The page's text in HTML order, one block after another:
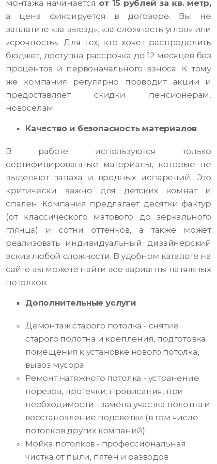
монтажа начинается от 15 рублей за кв. метр,
а цена фиксируется в договоре. Вы не
заплатите «за выезд», «за сложность углов» или
«срочность». Для тех, кто хочет распределить
бюджет, доступна рассрочка до 12 месяцев без
процентов и первоначального взноса. К тому
же компания регулярно проводит акции и
предоставляет скидки пенсионерам,
новоселам.
Качество и безопасность материалов
В работе используются только
сертифицированные материалы, которые не
выделяют запаха и вредных испарений. Это
критически важно для детских комнат и
спален. Компания предлагает десятки фактур
(от классического матового до зеркального
глянца) и сотни оттенков, а также может
реализовать индивидуальный дизайнерский
эскиз любой сложности. В удобном каталоге на
сайте вы можете найти все варианты натяжных
потолков.
Дополнительные услуги
Демонтаж старого потолка - снятие
старого полотна и крепления, подготовка
помещения к установке нового потолка,
вывоз мусора.
Ремонт натяжного потолка - устранение
порезов, протечки, провисания, при
необходимости - замена участка полотна и
восстановление подсветки (в том числе
потолков других компаний).
Мойка потолков - профессиональная
чистка от пыли, пятен и разводов